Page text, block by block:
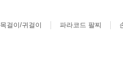
목걸이/귀걸이 파라코드 팔찌